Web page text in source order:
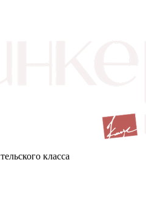
класса